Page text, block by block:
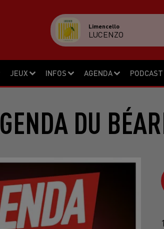
JEUX INFOS AGENDA PODCAST
Limencello
LUCENZO
DU